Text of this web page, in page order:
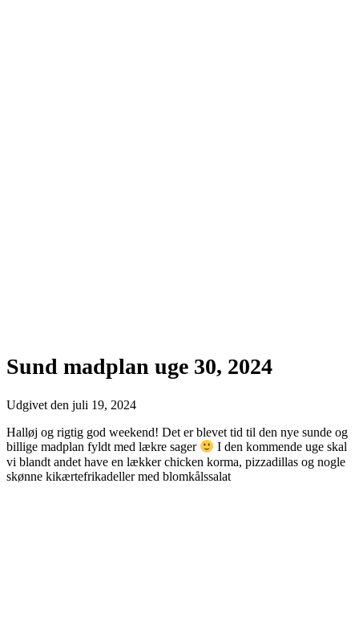
Sund madplan uge 30, 2024
Udgivet den juli 19, 2024
Halløj og rigtig god weekend! Det er blevet tid til den nye sunde og
billige madplan fyldt med lækre sager
I den kommende uge skal
vi blandt andet have en lækker chicken korma, pizzadillas og nogle
skønne kikærtefrikadeller med blomkålssalat